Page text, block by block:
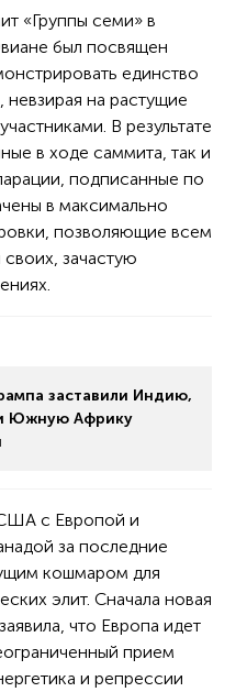
«Группы семи» в
был посвящен
единство
на растущие
В результате
в ходе саммита, так и
подписанные по
в максимально
позволяющие всем
зачастую
заставили Индию,
Южную Африку
с Европой и
за последние
кошмаром для
элит. Сначала новая
что Европа идет
прием
и репрессии